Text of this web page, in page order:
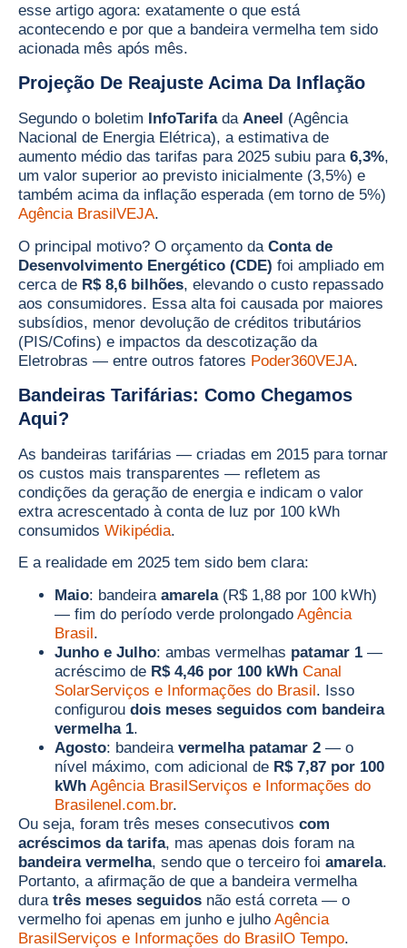
esse artigo agora: exatamente o que está
acontecendo e por que a bandeira vermelha tem sido
acionada mês após mês.
Projeção De Reajuste Acima Da Inflação
Segundo o boletim InfoTarifada Aneel (Agência
Nacional de Energia Elétrica), a estimativa de
aumento médio das tarifas para 2025 subiu para 6,3%,
um valor superior ao previsto inicialmente (3,5%) e
também acima da inflação esperada (em torno de 5%)
Agência Brasil VEJA.
O principal motivo? O orçamento da Conta de
Desenvolvimento Energético (CDE) foi ampliado em
cerca de R$ 8,6 bilhões, elevando o custo repassado
aos consumidores. Essa alta foi causada por maiores
subsídios, menor devolução de créditos tributários
(PIS/Cofins) e impactos da descotização da
Eletrobras — entre outros fatores Poder360VEJA.
Bandeiras Tarifárias: Como Chegamos
Aqui?
As bandeiras tarifárias — criadas em 2015 para tornar
os custos mais transparentes — refletem as
condições da geração de energia e indicam o valor
extra acrescentado à conta de luz por 100 kWh
consumidos Wikipédia.
E a realidade em 2025 tem sido bem clara:
Maio: bandeira amarela(R$ 1,88 por 100 kWh)
— fim do período verde prolongado Agência
Brasil.
Junho e Julho: ambas vermelhas patamar 1 —
acréscimo de R$ 4,46 por 100 kWh Canal
SolarServiços e Informações do Brasil. Isso
configurou dois meses seguidos com bandeira
vermelha 1.
Agosto: bandeira vermelha patamar 2 — o
nível máximo, com adicional de R$ 7,87 por 100
kWh Agência BrasilServiços e Informações do
Brasilenel.com.br.
Ou seja, foram três meses consecutivos com
acréscimos da tarifa, mas apenas dois foram na
bandeira vermelha, sendo que o terceiro foi amarela.
Portanto, a afirmação de que a bandeira vermelha
dura três meses seguidos não está correta — o
vermelho foi apenas em junho e julho Agência
BrasilServiços e Informações do BrasilO Tempo.